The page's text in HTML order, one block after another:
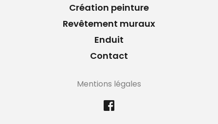
Création peinture
Revêtement muraux
Enduit
Contact
Mentions légales